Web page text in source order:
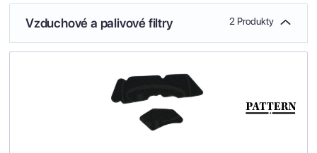
Vzduchové a palivové filtry 2 Produkty